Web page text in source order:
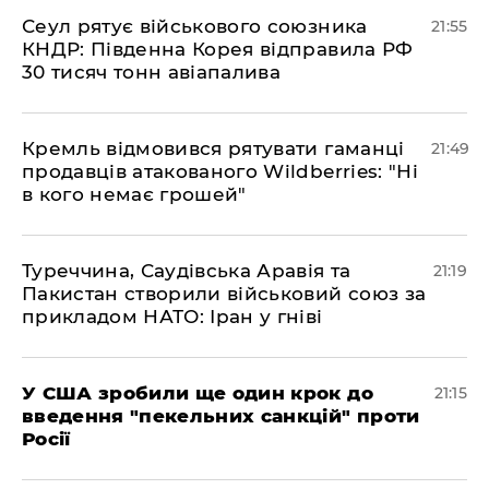
​Сеул рятує військового союзника
КНДР: Південна Корея відправила РФ
30 тисяч тонн авіапалива
21:55
​Кремль відмовився рятувати гаманці
продавців атакованого Wildberries: "Ні
в кого немає грошей"
21:49
​Туреччина, Саудівська Аравія та
Пакистан створили військовий союз за
прикладом НАТО: Іран у гніві
21:19
​У США зробили ще один крок до
введення "пекельних санкцій" проти
Росії
21:15